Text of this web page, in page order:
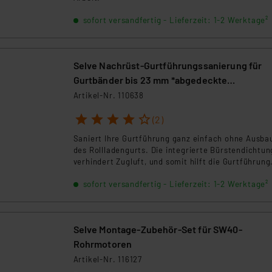
Beurteilung der mit der Datenübermittlung, insbesondere
sofort versandfertig - Lieferzeit: 1-2 Werktage²
Selve Nachrüst-Gurtführungssanierung für
Gurtbänder bis 23 mm *abgedeckte
Schraublöcher*
Artikel-Nr. 110638
1 2 3 4 5 (2)
Saniert Ihre Gurtführung ganz einfach ohne
des Rollladengurts. Die integrierte
verhindert Zugluft, und somit hilft die Gurtführung
Montageschrauben.
sofort versandfertig - Lieferzeit: 1-2 Werktage²
Selve Montage-Zubehör-Set für SW40-
Rohrmotoren
Artikel-Nr. 116127